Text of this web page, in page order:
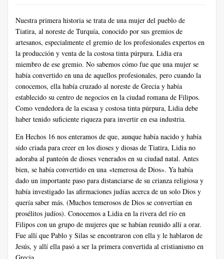
Nuestra primera historia se trata de una mujer del pueblo de
Tiatira, al noreste de Turquía, conocido por sus gremios de
artesanos, especialmente el gremio de los profesionales expertos en
la producción y venta de la costosa tinta púrpura. Lidia era
miembro de ese gremio. No sabemos cómo fue que una mujer se
había convertido en una de aquellos profesionales, pero cuando la
conocemos, ella había cruzado al noreste de Grecia y había
establecido su centro de negocios en la ciudad romana de Filipos.
Como vendedora de la escasa y costosa tinta púrpura, Lidia debe
haber tenido suficiente riqueza para invertir en esa industria.
En Hechos 16 nos enteramos de que, aunque había nacido y había
sido criada para creer en los dioses y diosas de Tiatira, Lidia no
adoraba al panteón de dioses venerados en su ciudad natal. Antes
bien, se había convertido en una «temerosa de Dios». Ya había
dado un importante paso para distanciarse de su crianza religiosa y
había investigado las afirmaciones judías acerca de un solo Dios y
quería saber más. (Muchos temerosos de Dios se convertían en
prosélitos judíos). Conocemos a Lidia en la rivera del río en
Filipos con un grupo de mujeres que se habían reunido allí a orar.
Fue allí que Pablo y Silas se encontraron con ella y le hablaron de
Jesús, y allí ella pasó a ser la primera convertida al cristianismo en